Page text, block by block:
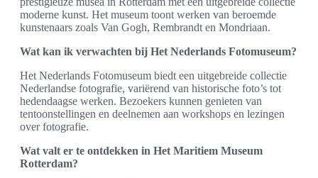
moderne kunst. Het museum toont werken van beroemde
kunstenaars zoals Van Gogh, Rembrandt en Mondriaan.
Wat kan ik verwachten bij Het Nederlands Fotomuseum?
Het Nederlands Fotomuseum biedt een uitgebreide collectie
Nederlandse fotografie, variërend van historische foto’s tot
hedendaagse werken. Bezoekers kunnen genieten van
tentoonstellingen en deelnemen aan workshops en lezingen
over fotografie.
Wat valt er te ontdekken in Het Maritiem Museum
Rotterdam?